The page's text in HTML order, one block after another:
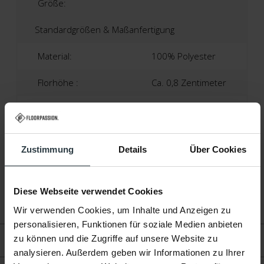
Zustimmung Details Über Cookies
Diese Webseite verwendet Cookies
Wir verwenden Cookies, um Inhalte und Anzeigen zu
personalisieren, Funktionen für soziale Medien anbieten
zu können und die Zugriffe auf unsere Website zu
analysieren. Außerdem geben wir Informationen zu Ihrer
Bewertungen
Größe:
Standardgrößen & Maßanfertigung
Material: 100% Polyester
Florhöhe : Ca. 0,8 Zentimeter
Garantie: 2 Jahre